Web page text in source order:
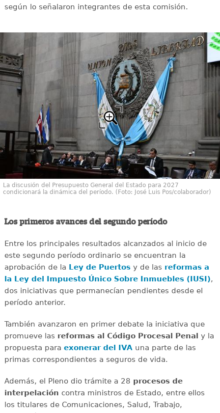
según lo señalaron integrantes de esta comisión.
La discusión del Presupuesto General del Estado para 2027
condicionará la dinámica del período. (Foto: José Luis Pos/colaborador)
Los primeros avances del segundo período
Entre los principales resultados alcanzados al inicio de
este segundo período ordinario se encuentran la
aprobación de la Ley de Puertos y de las reformas a
la Ley del Impuesto Único Sobre Inmuebles (IUSI),
dos iniciativas que permanecían pendientes desde el
período anterior.
También avanzaron en primer debate la iniciativa que
promueve las reformas al Código Procesal Penal y la
propuesta para exonerar del IVAuna parte de las
primas correspondientes a seguros de vida.
Además, el Pleno dio trámite a 28 procesos de
interpelación contra ministros de Estado, entre ellos
los titulares de Comunicaciones, Salud, Trabajo,